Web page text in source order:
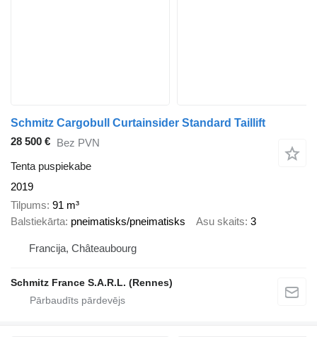
Schmitz Cargobull Curtainsider Standard Taillift
28 500 € Bez PVN
Tenta puspiekabe
2019
Tilpums 91 m³
Balstiekārta pneimatisks/pneimatisks Asu skaits 3
Francija, Châteaubourg
Schmitz France S.A.R.L. (Rennes)